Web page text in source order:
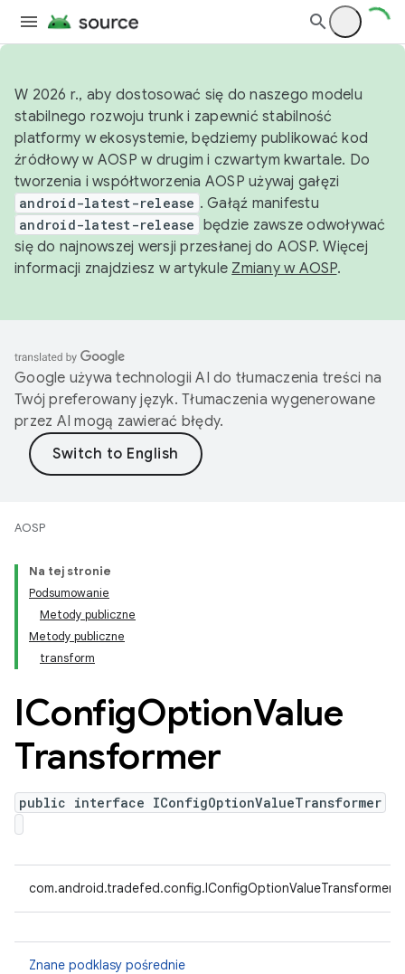
W 2026 r., aby dostosować się do naszego modelu
stabilnego rozwoju trunk i zapewnić stabilność
platformy w ekosystemie, będziemy publikować kod
źródłowy w AOSP w drugim i czwartym kwartale. Do
tworzenia i współtworzenia AOSP używaj gałęzi
android-latest-release . Gałąź manifestu
android-latest-release będzie zawsze odwoływać
się do najnowszej wersji przesłanej do AOSP. Więcej
informacji znajdziesz w artykule Zmiany w AOSP.
Google używa technologii AI do tłumaczenia treści na
Twój preferowany język. Tłumaczenia wygenerowane
przez AI mogą zawierać błędy.
AOSP
Na tej stronie
Podsumowanie
Metody publiczne
Metody publiczne
transform
IConfigOptionValue
Transformer
public interface IConfigOptionValueTransformer
com.android.tradefed.config.IConfigOptionValueTransformer
Znane podklasy pośrednie